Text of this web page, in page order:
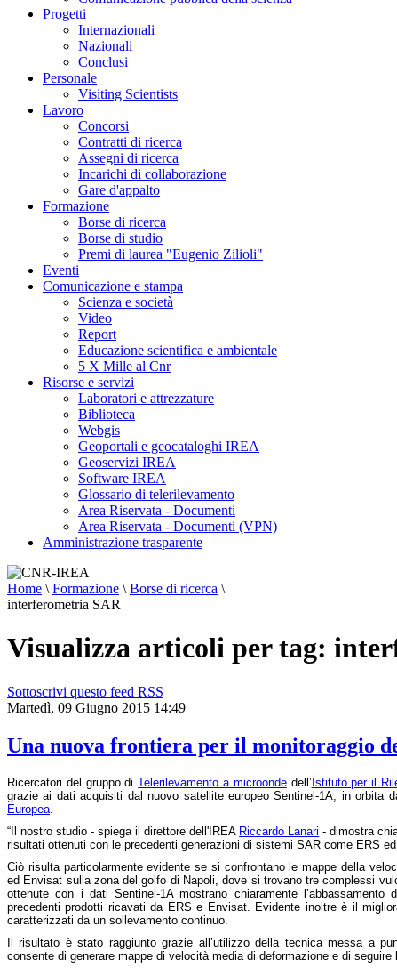
Progetti
Internazionali
Nazionali
Conclusi
Personale
Visiting Scientists
Lavoro
Concorsi
Contratti di ricerca
Assegni di ricerca
Incarichi di collaborazione
Gare d'appalto
Formazione
Borse di ricerca
Borse di studio
Premi di laurea "Eugenio Zilioli"
Eventi
Comunicazione e stampa
Scienza e società
Video
Report
Educazione scientifica e ambientale
5 X Mille al Cnr
Risorse e servizi
Laboratori e attrezzature
Biblioteca
Webgis
Geoportali e geocataloghi IREA
Geoservizi IREA
Software IREA
Glossario di telerilevamento
Area Riservata - Documenti
Area Riservata - Documenti (VPN)
Amministrazione trasparente
Home \ Formazione \ Borse di ricerca \
interferometria SAR
Visualizza articoli per tag:
Sottoscrivi questo feed RSS
Martedì, 09 Giugno 2015 14:49
Una nuova frontiera per il monitoraggio
Ricercatori del gruppo diTelerilevamento a microondedell’Istituto per il
grazie ai dati acquisiti dal nuovo satellite europeo Sentinel-1A, in orbita
Europea
“Il nostro studio - spiega il direttore dell'IREA Riccardo Lanari - dimostra
risultati ottenuti con le precedenti generazioni di sistemi SAR come ERS
Ciò risulta particolarmente evidente se si confrontano le mappe della
ed Envisat sulla zona del golfo di Napoli, dove si trovano tre complessi
ottenute con i dati Sentinel-1A mostrano chiaramente
precedenti prodotti ricavati da ERS e Envisat. Evidente inoltre è il
caratterizzati da un sollevamento continuo.
Il risultato è stato raggiunto grazie all’utilizzo della tecnica messa a
consente di generare mappe di velocità media di deformazione e di